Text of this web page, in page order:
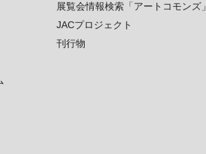
展覧会情報検索「アートコモンズ」
JACプロジェクト
刊行物